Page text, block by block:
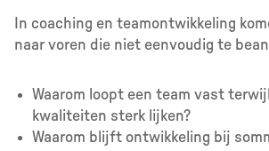
In coaching en teamontwikkeling
naar voren die niet eenvoudig te
Waarom loopt een team vast
kwaliteiten sterk lijken?
Waarom blijft ontwikkeling bij